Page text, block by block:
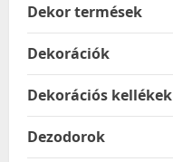
Dekor termések
Dekorációk
Dekorációs kellékek
Dezodorok